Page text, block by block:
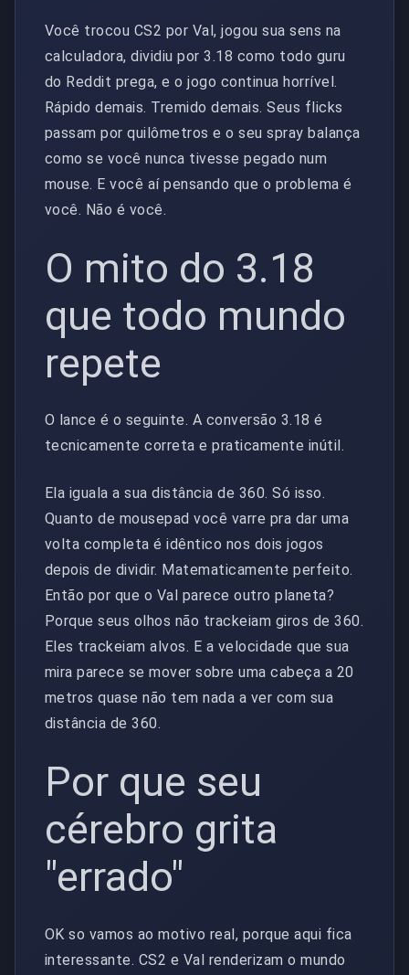
Você trocou CS2 por Val, jogou sua sens na
calculadora, dividiu por 3.18 como todo guru
do Reddit prega, e o jogo continua horrível.
Rápido demais. Tremido demais. Seus flicks
passam por quilômetros e o seu spray balança
como se você nunca tivesse pegado num
mouse. E você aí pensando que o problema é
você. Não é você.
O mito do 3.18
que todo mundo
repete
O lance é o seguinte. A conversão 3.18 é
tecnicamente correta e praticamente inútil.
Ela iguala a sua distância de 360. Só isso.
Quanto de mousepad você varre pra dar uma
volta completa é idêntico nos dois jogos
depois de dividir. Matematicamente perfeito.
Então por que o Val parece outro planeta?
Porque seus olhos não trackeiam giros de 360.
Eles trackeiam alvos. E a velocidade que sua
mira parece se mover sobre uma cabeça a 20
metros quase não tem nada a ver com sua
distância de 360.
Por que seu
cérebro grita
"errado"
OK so vamos ao motivo real, porque aqui fica
interessante. CS2 e Val renderizam o mundo